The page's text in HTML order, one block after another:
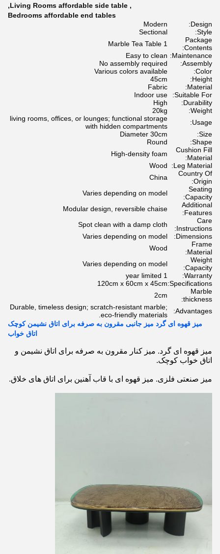
,
Living Rooms affordable side table
,
Bedrooms affordable end tables
Design:
Modern
Style:
Sectional
Package
Contents:
1 Marble Tea Table
Maintenance:
Easy to clean
Assembly:
No assembly required
Color:
Various colors available
Height:
45cm
Material:
Fabric
Suitable For:
Indoor use
Durability:
High
Weight:
20kg
Usage:
living rooms, offices, or lounges; functional storage
with hidden compartments
Size:
Diameter 30cm
Shape:
Round
Cushion Fill
Material:
High-density foam
Leg Material:
Wood
Country Of
Origin:
China
Seating
Capacity:
Varies depending on model
Additional
Features:
Modular design, reversible chaise
Care
Instructions:
Spot clean with a damp cloth
Dimensions:
Varies depending on model
Frame
Material:
Wood
Weight
Capacity:
Varies depending on model
Warranty:
1 year limited
Specifications:
120cm x 60cm x 45cm
Marble
thickness:
2cm
Advantages:
Durable, timeless design; scratch-resistant marble;
eco-friendly materials.
میز قهوه ای گرد میز جانبی مقرون به صرفه برای اتاق نشیمن کوچک
اتاق خواب
میز قهوه ای گرد. میز کنار مقرون به صرفه برای اتاق نشیمن و
اتاق خواب کوچک.
میز صنعتی فلزی. میز قهوه ای با قاب آهنین برای اتاق های خلاق.